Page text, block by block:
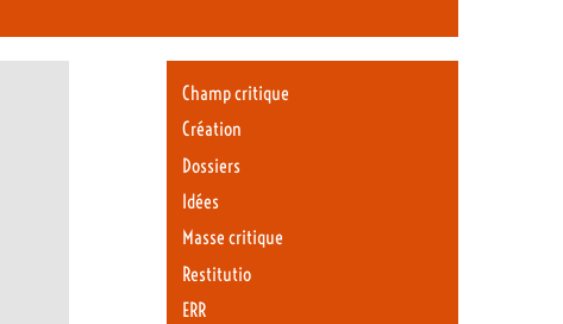
Champ critique
Création
Dossiers
Idées
Masse critique
Restitutio
ERR